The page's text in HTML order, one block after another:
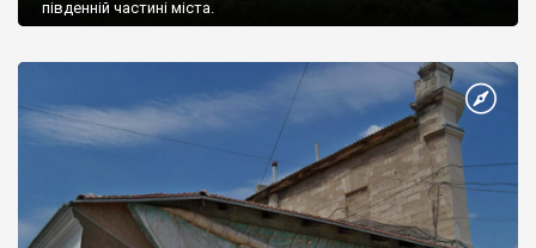
південній частині міста.